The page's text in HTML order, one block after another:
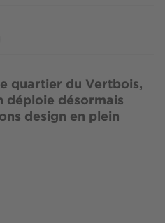
quartier du Vertbois,
déploie désormais
design en plein